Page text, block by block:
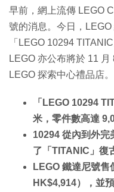
早前，網上流傳 LEGO
號的消息。今日，
「LEGO 10294
LEGO 亦公布將於 11
LEGO 探索中心禮品店。
「LEGO 10294
米，零件數高達
10294 從內到外完
了「TITANIC」復
LEGO 鐵達尼號
HK$4,914），並